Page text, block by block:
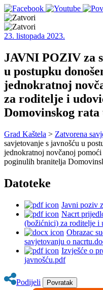
23. listopada 2023.
JAVNI POZIV za
u postupku
jednokratnoj
za roditelje i
Domovinskog rata
Grad Kaštela > Zatvorena
savjetovanje s javnošću u
jednokratnoj novčanoj
poginulih branitelja
Datoteke
Javni poziv
Nacrt
(božićnici) za roditelje i
Obrazac
savjetovanju o
Izvješće o
javnošću.pdf
Podijeli Povratak